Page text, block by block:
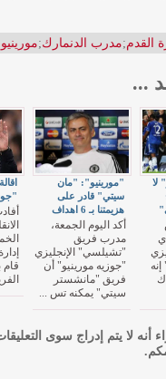
القدم;مدرب الدنمارك;مورينيو
...
قام
"مورينيو": "مان
سيتي" قادر على
هزيمتنا بـ 6 اهداف
أكد اليوم الجمعة،
مدرب فريق
"تشيلسي" الإنجليزي
"جوزيه مورينيو" أن
فريق "مانشستر
سيتي" يمكنه تس ...
لا
أنه لا يتم إدراج سوى